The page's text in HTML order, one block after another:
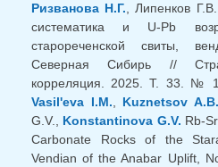
Ризванова Н.Г. , Липенков Г.В.,
систематика и U-Pb
старореченской свиты,
Северная Сибирь //
корреляция. 2025. Т. 33. №
Vasil'eva I.M.
Kuznetsov A.B.
G.V., Konstantinova G.V. Rb-
Carbonate Rocks of the
Vendian of the Anabar Uplift,